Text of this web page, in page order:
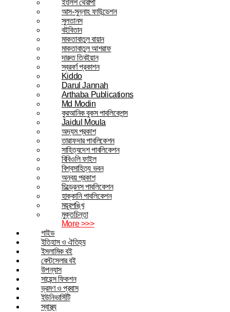
ইংলিশ থেরাপী
আস-সুন্নাহ ফাউন্ডেশন
সুলতানস
বইবিতান
মাকতাবাতুল বায়ান
মাকতাবাতুল আশরাফ
দারুত তিবইয়ান
স্বরবর্ণ প্রকাশন
Kiddo
Darul Jannah
Arthaba Publications
Md Modin
কুরআনিক বুকস পাবলিকেশন্স
Jaidul Moula
অদ্যম প্রকাশ
তারাফদার পাবলিকেশন
সাহিত্যদেশ পাবলিকেশন
বিবিওলি ফাইল
বিশ্বসাহিত্য ভবন
অন্বয় প্রকাশ
চিল্ড্রেনস পাবলিকেশন
হাক্কানি পাবলিকেশন
ময়ূরপঙ্খি
মুক্তচিন্তা
More >>>
গাইড
ইতিহাস ও ঐতিহ্য
ইসলামিক বই
বেস্টসেলার বই
উপন্যাস
সায়েন্স ফিকশন
ভ্রমণ ও প্রবাস
ইউনিভার্সিটি
স্বাস্থ্য